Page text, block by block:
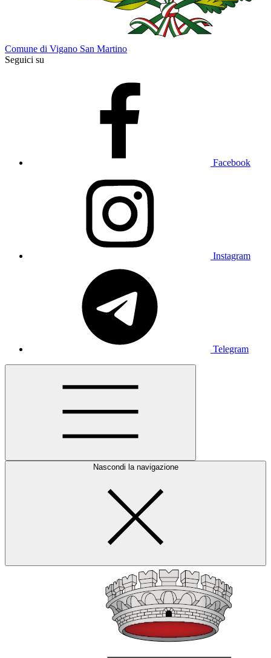
Comune di Vigano San Martino
Seguici su
Facebook
Instagram
Telegram
Nascondi la navigazione